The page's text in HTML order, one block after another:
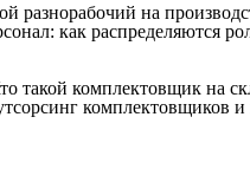
разнорабочий на
как распределяются
такой комплектовщик на
комплектовщиков